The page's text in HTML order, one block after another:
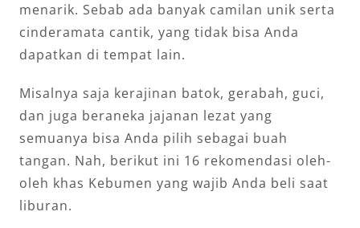
menarik. Sebab ada banyak camilan unik serta
cinderamata cantik, yang tidak bisa Anda
dapatkan di tempat lain.
Misalnya saja kerajinan batok, gerabah, guci,
dan juga beraneka jajanan lezat yang
semuanya bisa Anda pilih sebagai buah
tangan. Nah, berikut ini 16 rekomendasi oleh-
oleh khas Kebumen yang wajib Anda beli saat
liburan.